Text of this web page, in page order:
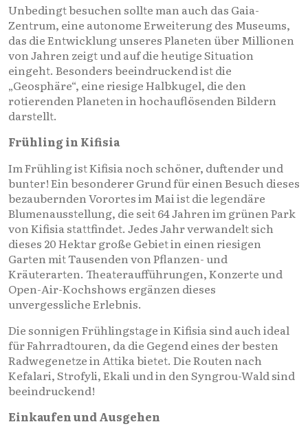
Unbedingt besuchen sollte man auch das Gaia-
Zentrum, eine autonome Erweiterung des Museums,
das die Entwicklung unseres Planeten über Millionen
von Jahren zeigt und auf die heutige Situation
eingeht. Besonders beeindruckend ist die
„Geosphäre“, eine riesige Halbkugel, die den
rotierenden Planeten in hochauflösenden Bildern
darstellt.
Frühling in Kifisia
Im Frühling ist Kifisia noch schöner, duftender und
bunter! Ein besonderer Grund für einen Besuch dieses
bezaubernden Vorortes im Mai ist die legendäre
Blumenausstellung, die seit 64 Jahren im grünen Park
von Kifisia stattfindet. Jedes Jahr verwandelt sich
dieses 20 Hektar große Gebiet in einen riesigen
Garten mit Tausenden von Pflanzen- und
Kräuterarten. Theateraufführungen, Konzerte und
Open-Air-Kochshows ergänzen dieses
unvergessliche Erlebnis.
Die sonnigen Frühlingstage in Kifisia sind auch ideal
für Fahrradtouren, da die Gegend eines der besten
Radwegenetze in Attika bietet. Die Routen nach
Kefalari, Strofyli, Ekali und in den Syngrou-Wald sind
beeindruckend!
Einkaufen und Ausgehen